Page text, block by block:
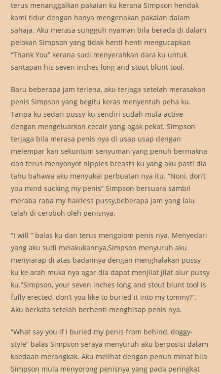
terus menanggalkan pakaian ku kerana Simpson hendak
kami tidur dengan hanya mengenakan pakaian dalam
sahaja. Aku merasa sungguh nyaman bila berada di dalam
pelokan Simpson yang tidak henti henti mengucapkan
“Thank You” kerana sudi menyerahkan dara ku untuk
santapan his seven inches long and stout blunt tool.
Baru beberapa jam terlena, aku terjaga setelah merasakan
penis Simpson yang begitu keras menyentuh peha ku.
Tanpa ku sedari pussy ku sendiri sudah mula active
dengan mengeluarkan cecair yang agak pekat. Simpson
terjaga bila merasa penis nya di usap usap dengan
melempar kan sekuntum senyuman yang penuh bermakna
dan terus menyonyot nipples breasts ku yang aku pasti dia
tahu bahawa aku menyukai perbuatan nya itu. “Noni, don’t
you mind sucking my penis” Simpson bersuara sambil
meraba raba my hairless pussy,beberapa jam yang lalu
telah di ceroboh oleh penisnya.
“I will ” balas ku dan terus mengolom penis nya. Menyedari
yang aku sudi melakukannya,Simpson menyuruh aku
menyiarap di atas badannya dengan menghalakan pussy
ku ke arah muka nya agar dia dapat menjilat jilat alur pussy
ku.”Simpson, your seven inches long and stout blunt tool is
fully erected, don’t you like to buried it into my tommy?”.
Aku berkata setelah berhenti menghisap penis nya.
“What say you if I buried my penis from behind, doggy-
style” balas Simpson seraya menyuruh aku berposisi dalam
kaedaan merangkak. Aku melihat dengan penuh minat bila
Simpson mula menyorong penisnya yang pada peringkat